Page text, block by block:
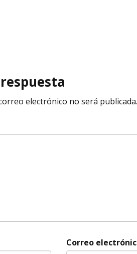
electrónico no será publicada.
Correo